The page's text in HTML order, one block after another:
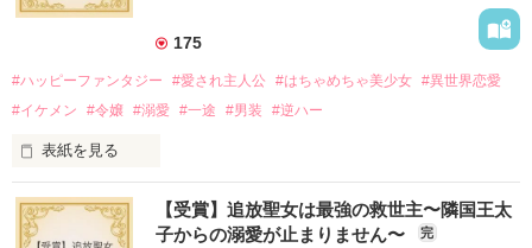
な結婚生活を満喫中。
そこでロベールを慕うアリスに一方的に敵視され、嫌がらせを
勘違いから始まる初夜騒動に危険ばかりの血まみれ新婚生活。
出会いは最悪、結婚生活は最高……？
愛を知らない公爵と天然怪力令嬢の溺愛バイオレンスラブコメ
175
#ハッピーファンタジー #愛され主人公 #はちゃめちゃ美少女 #異世界恋愛
#イケメン
#令嬢 #溺愛 #一途 #男装 #逆ハー
表紙を見る
＼異世界ラブコメ×ハッピーファンタジー／
【受賞】追放聖女は最強の救世主〜隣国王太
子からの溺愛が止まりません〜
完